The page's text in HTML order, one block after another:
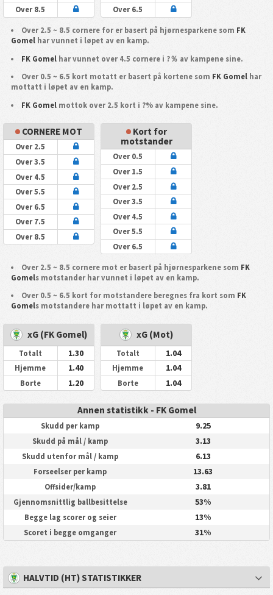
Over 8.5
Over 6.5
Over 2.5 ~ 8.5 cornere for er basert på hjørnesparkene som FK
Gomelhar vunnet i løpet av en kamp.
FK Gomel har vunnet over 4.5 cornere i ?％ av kampene sine.
Over 0.5 ~ 6.5 kort motatt er basert på kortene som FK Gomel har
mottatt i løpet av en kamp.
FK Gomel mottok over 2.5 kort i ?% av kampene sine.
CORNERE MOT
Over 2.5
Over 3.5
Over 4.5
Over 5.5
Over 6.5
Over 7.5
Over 8.5
Kort for
motstander
Over 0.5
Over 1.5
Over 2.5
Over 3.5
Over 4.5
Over 5.5
Over 6.5
Over 2.5 ~ 8.5 cornere mot er basert på hjørnesparkene som FK
Gomels motstander har vunnet i løpet av en kamp.
Over 0.5 ~ 6.5 kort for motstandere beregnes fra kort som FK
Gomels motstandere har mottatt i løpet av en kamp.
xG (FK Gomel)
Totalt 1.30
Hjemme 1.40
Borte 1.20
xG (Mot)
Totalt 1.04
Hjemme 1.04
Borte 1.04
Annen statistikk - FK Gomel
Skudd per kamp 9.25
Skudd på mål / kamp 3.13
Skudd utenfor mål / kamp 6.13
Forseelser per kamp 13.63
Offsider/kamp 3.81
Gjennomsnittlig ballbesittelse 53%
Begge lag scorer og seier 13%
Scoret i begge omganger 31%
HALVTID (HT) STATISTIKKER